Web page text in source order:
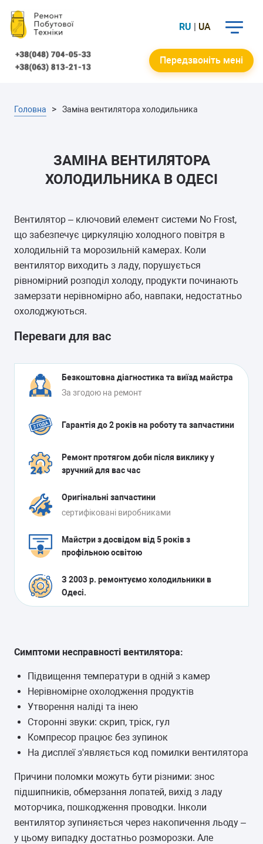
RU | UA
Передзвоніть мені
Головна Заміна вентилятора холодильника
ЗАМІНА ВЕНТИЛЯТОРА
ХОЛОДИЛЬНИКА В ОДЕСІ
Вентилятор – ключовий елемент системи No Frost,
що забезпечує циркуляцію холодного повітря в
холодильній та морозильній камерах. Коли
вентилятор виходить з ладу, порушується
рівномірний розподіл холоду, продукти починають
замерзати нерівномірно або, навпаки, недостатньо
охолоджуються.
Переваги для вас
Безкоштовна діагностика та виїзд майстра
За згодою на ремонт
Гарантія до 2 років на роботу та запчастини
Ремонт протягом доби після виклику у
зручний для вас час
Оригінальні запчастини
сертифіковані виробниками
Майстри з досвідом від 5 років з
профільною освітою
З 2003 р. ремонтуємо холодильники в
Одесі.
Симптоми несправності вентилятора:
Підвищення температури в одній з камер
Нерівномірне охолодження продуктів
Утворення наліді та інею
Сторонні звуки: скрип, тріск, гул
Компресор працює без зупинок
На дисплеї з'являється код помилки вентилятора
Причини поломки можуть бути різними: знос
підшипників, обмерзання лопатей, вихід з ладу
моторчика, пошкодження проводки. Інколи
вентилятор зупиняється через накопичення льоду –
у цьому випадку достатньо розморозки. Але